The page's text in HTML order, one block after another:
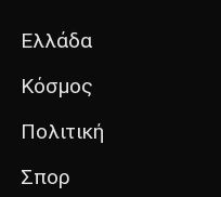
Ελλάδα
Κόσμος
Πολιτική
Σπορ